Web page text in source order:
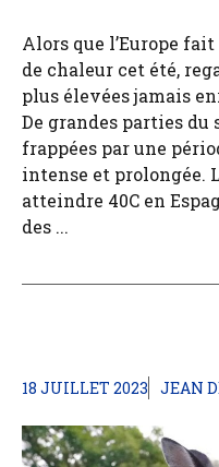
Alors que l’Europe
de chaleur cet été,
plus élevées jamais
De grandes parties du
frappées par une
intense et prolongée.
atteindre 40C en
des ...
18 JUILLET 2023 JEAN